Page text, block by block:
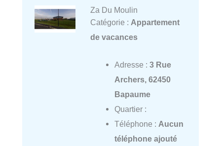
Za Du Moulin
Catégorie : Appartement
de vacances
Adresse : 3 Rue
Archers, 62450
Bapaume
Quartier :
Téléphone : Aucun
téléphone ajouté